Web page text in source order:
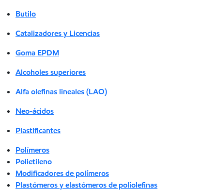
Butilo
Catalizadores y Licencias
Goma EPDM
Alcoholes superiores
Alfa olefinas lineales (LAO)
Neo-ácidos
Plastificantes
Polímeros
Polietileno
Modificadores de polímeros
Plastómeros y elastómeros de poliolefinas